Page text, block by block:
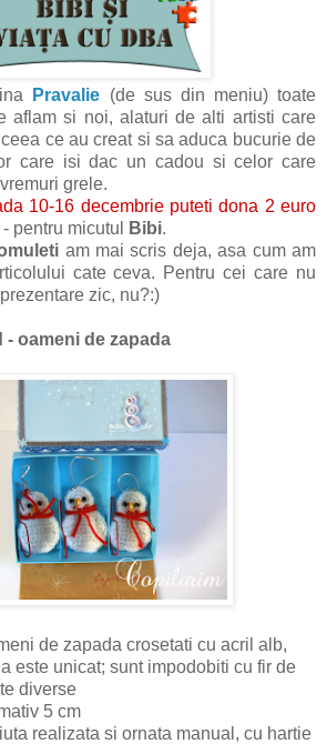
Pravalie (de sus din meniu) toate
aflam si noi, alaturi de alti artisti care
ce au creat si sa aduca bucurie de
care isi dac un cadou si celor care
grele.
10-16 decembrie puteti dona 2 euro
- pentru micutul Bibi.
am mai scris deja, asa cum am
cate ceva. Pentru cei care nu
zic, nu?:)
- oameni de zapada
de zapada crosetati cu acril alb,
este unicat; sunt impodobiti cu fir de
diverse
5 cm
realizata si ornata manual, cu hartie